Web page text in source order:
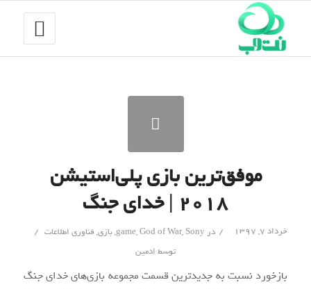
موفق‌ترین بازی پلی‌استیشن
۲۰۱۸ | خدای جنگ
خرداد ۷, ۱۳۹۷ / در game,God of War, Sony
,بازی, فناوری اطلاعات /
توسط ادمین
بازخورد نسبت به جدیدترین قسمت مجموعه بازی‌های خدای جنگ